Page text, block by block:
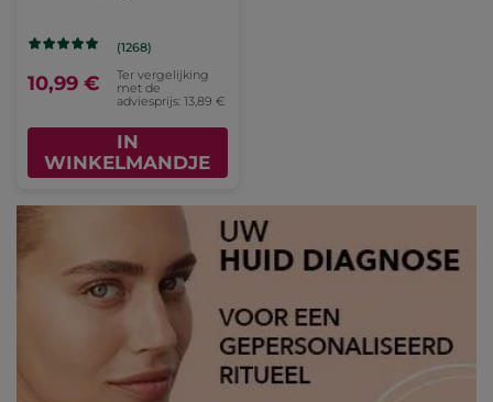
(1268)
10,99 €
Ter vergelijking
met de
adviesprijs: 13,89 €
IN
WINKELMANDJE